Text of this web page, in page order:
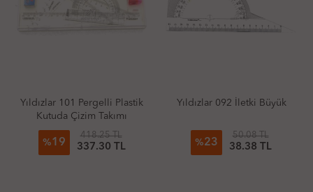
Yıldızlar 101 Pergelli Plastik
Kutuda Çizim Takımı
%19
418.25 TL
337.30 TL
Yıldızlar 092 İletki Büyük
%23
50.08 TL
38.38 TL